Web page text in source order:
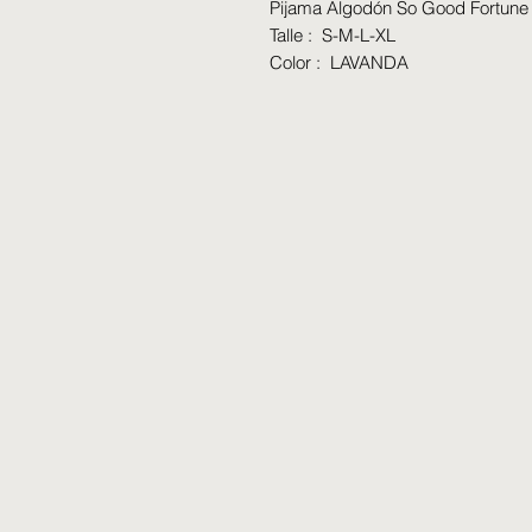
Pijama Algodón So Good Fortune
Talle : S-M-L-XL
Color : LAVANDA